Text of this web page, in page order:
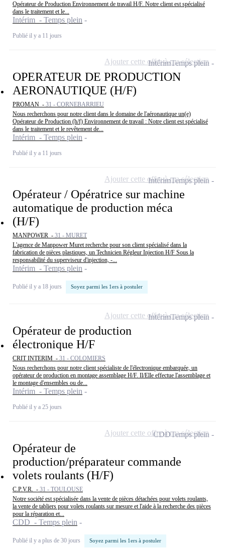
Opérateur de Production Environnement de travail H/F. Notre client est spécialisé
dans le traitement et le...
Intérim - Temps plein
Publié il y a 11 jours
OPERATEUR DE PRODUCTION
AERONAUTIQUE (H/F)
PROMAN - 31 - CORNEBARRIEU
Nous recherchons pour notre client dans le domaine de l'aéronautique un(e)
Opérateur de Production (h/f) Environnement de travail : Notre client est spécialisé
dans le traitement et le revêtement de...
Intérim - Temps plein
Publié il y a 11 jours
IntérimTemps plein
Ajouter cette offre à ma sélection
Opérateur / Opératrice sur machine
automatique de production méca
(H/F)
MANPOWER - 31 - MURET
L'agence de Manpower Muret recherche pour son client spécialisé dans la
fabrication de pièces plastiques, un Technicien Régleur Injection H/F Sous la
responsabilité du superviseur d'injection, -...
Intérim - Temps plein
Publié il y a 18 jours Soyez parmi les 1ers à postuler
IntérimTemps plein
Ajouter cette offre à ma sélection
Opérateur de production
électronique H/F
CRIT INTERIM - 31 - COLOMIERS
Nous recherchons pour notre client spécialiste de l'électronique embarquée, un
opérateur de production en montage assemblage H/F. Il/Elle effectue l'assemblage et
le montage d'ensembles ou de...
Intérim - Temps plein
Publié il y a 25 jours
IntérimTemps plein
Ajouter cette offre à ma sélection
Opérateur de
production/préparateur commande
volets roulants (H/F)
C.P.V.R. - 31 - TOULOUSE
Notre société est spécialisée dans la vente de pièces détachées pour volets roulants,
la vente de tabliers pour volets roulants sur mesure et l'aide à la recherche des pièces
pour la réparation et...
CDD - Temps plein
Publié il y a plus de 30 jours Soyez parmi les 1ers à postuler
CDDTemps plein
Ajouter cette offre à ma sélection